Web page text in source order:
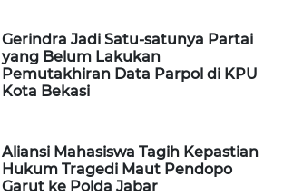
Gerindra Jadi Satu-satunya Partai
yang Belum Lakukan
Pemutakhiran Data Parpol di KPU
Kota Bekasi
Aliansi Mahasiswa Tagih Kepastian
Hukum Tragedi Maut Pendopo
Garut ke Polda Jabar